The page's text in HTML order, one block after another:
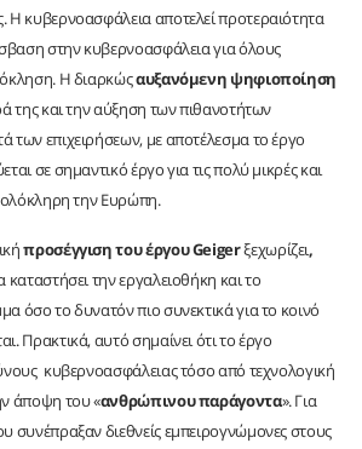
Η κυβερνοασφάλεια αποτελεί προτεραιότητα
στην κυβερνοασφάλεια για όλους
Η διαρκώςαυξανόμενη ψηφιοποίηση
της και την αύξηση των πιθανοτήτων
των επιχειρήσεων, με αποτέλεσμα το έργο
σε σημαντικό έργο για τις πολύ μικρές και
ολόκληρη την Ευρώπη.
προσέγγιση του έργουGeigerξεχωρίζει,
την εργαλειοθήκη και το
όσο το δυνατόν πιο συνεκτικά για το κοινό
Πρακτικά, αυτό σημαίνει ότι το έργο
κυβερνοασφάλειας τόσο από τεχνολογική
άποψη του «ανθρώπινου παράγοντα». Για
συνέπραξαν διεθνείς εμπειρογνώμονες στους